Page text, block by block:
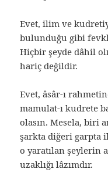
Evet, ilim ve
bulunduğu gibi
Hiçbir şeyde dâhil
hariç değildir.
Evet, âsâr-ı
mamulat-ı kudrete
olasın. Mesela, biri
şarkta diğeri garpta
o yaratılan şeylerin
uzaklığı lâzımdır.